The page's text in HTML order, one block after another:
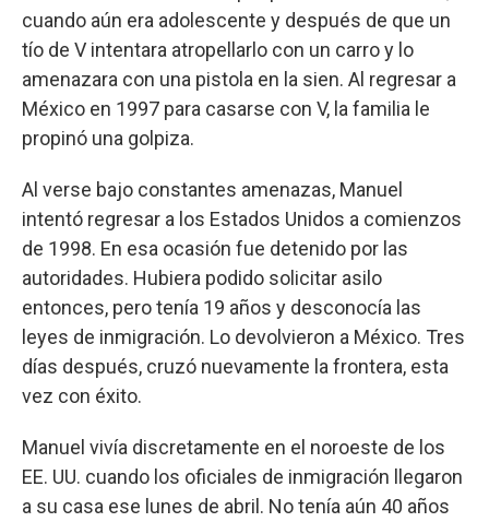
cuando aún era adolescente y después de que un
tío de V intentara atropellarlo con un carro y lo
amenazara con una pistola en la sien. Al regresar a
México en 1997 para casarse con V, la familia le
propinó una golpiza.
Al verse bajo constantes amenazas, Manuel
intentó regresar a los Estados Unidos a comienzos
de 1998. En esa ocasión fue detenido por las
autoridades. Hubiera podido solicitar asilo
entonces, pero tenía 19 años y desconocía las
leyes de inmigración. Lo devolvieron a México. Tres
días después, cruzó nuevamente la frontera, esta
vez con éxito.
Manuel vivía discretamente en el noroeste de los
EE. UU. cuando los oficiales de inmigración llegaron
a su casa ese lunes de abril. No tenía aún 40 años